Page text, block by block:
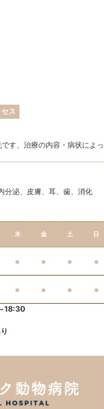
ス
す、治療の内容・病状によっ
分泌、⽪膚、耳、歯、消化
木 金 土 日
● ● ● ●
● ● ● ●
18:30